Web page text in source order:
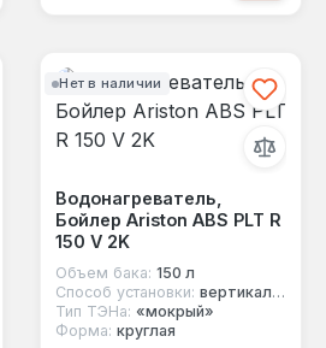
Нет в наличии
Водонагреватель,
Бойлер Ariston ABS PLT R
150 V 2K
Объем бака: 150 л
Способ установки: вертикальный
Тип ТЭНа: «мокрый»
Форма: круглая